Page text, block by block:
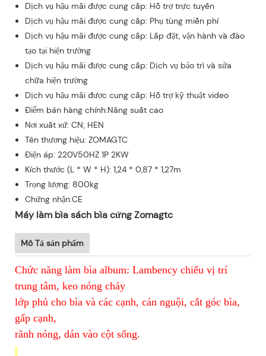
Dịch vụ hậu mãi được cung cấp: Hỗ trợ trực tuyến
Dịch vụ hậu mãi được cung cấp: Phụ tùng miễn phí
Dịch vụ hậu mãi được cung cấp: Lắp đặt, vận hành và đào
tạo tại hiện trường
Dịch vụ hậu mãi được cung cấp: Dịch vụ bảo trì và sửa
chữa hiện trường
Dịch vụ hậu mãi được cung cấp: Hỗ trợ kỹ thuật video
Điểm bán hàng chính:Năng suất cao
Nơi xuất xứ: CN; HEN
Tên thương hiệu: ZOMAGTC
Điện áp: 220V50HZ 1P 2KW
Kích thước (L * W * H): 1,24 * 0,87 * 1,27m
Trọng lượng: 800kg
Chứng nhận:CE
Máy làm bìa sách bìa cứng Zomagtc
Mô Tả sản phẩm
Chức năng làm bìa album: Lambency chiếu vị trí
trung tâm, keo nóng chảy
lớp phủ cho bìa và các cạnh, cán nguội, cắt góc bìa,
gấp cạnh,
rãnh nóng, dán vào cột sống.